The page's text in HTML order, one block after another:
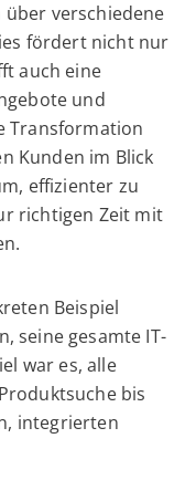
verschiedene
fördert nicht nur
auch eine
und
Transformation
Kunden im Blick
effizienter zu
richtigen Zeit mit
Beispiel
seine gesamte IT-
war es, alle
bis
integrierten